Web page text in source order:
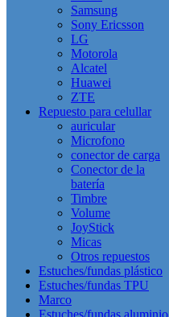
Samsung
Sony Ericsson
LG
Motorola
Alcatel
Huawei
ZTE
Repuesto para celullar
auricular
Microfono
conector de carga
Conector de la
batería
Timbre
Volume
JoyStick
Micas
Otros repuestos
Estuches/fundas plástico
Estuches/fundas TPU
Marco
Estuches/fundas aluminio